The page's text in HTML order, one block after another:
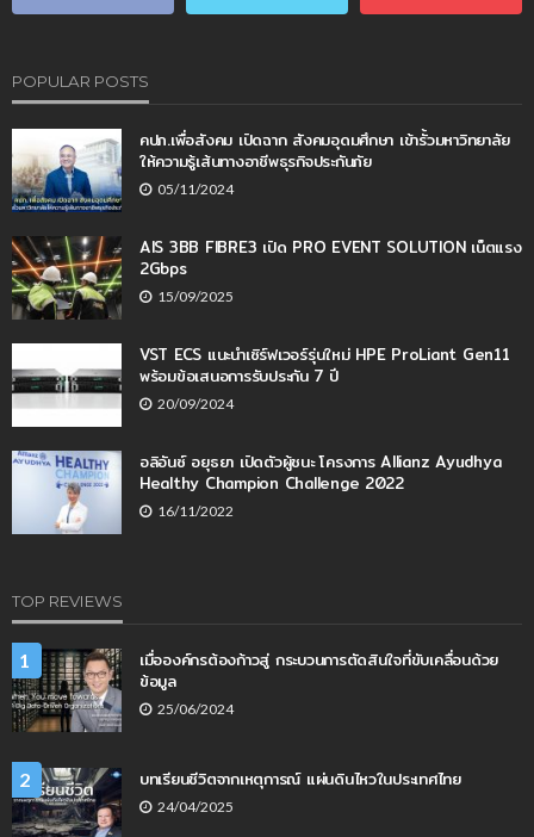
POPULAR POSTS
คปภ.เพื่อสังคม เปิดฉาก สังคมอุดมศึกษา เข้ารั้วมหาวิทยาลัย
ให้ความรู้เส้นทางอาชีพธุรกิจประกันภัย
05/11/2024
AIS 3BB FIBRE3 เปิด PRO EVENT SOLUTION เน็ตแรง
2Gbps
15/09/2025
VST ECS แนะนำเซิร์ฟเวอร์รุ่นใหม่ HPE ProLiant Gen11
พร้อมข้อเสนอการรับประกัน 7 ปี
20/09/2024
อลิอันซ์ อยุธยา เปิดตัวผู้ชนะ โครงการ Allianz Ayudhya
Healthy Champion Challenge 2022
16/11/2022
TOP REVIEWS
1
เมื่อองค์กรต้องก้าวสู่ กระบวนการตัดสินใจที่ขับเคลื่อนด้วย
ข้อมูล
25/06/2024
2 บทเรียนชีวิตจากเหตุการณ์ แผ่นดินไหวในประเทศไทย
24/04/2025